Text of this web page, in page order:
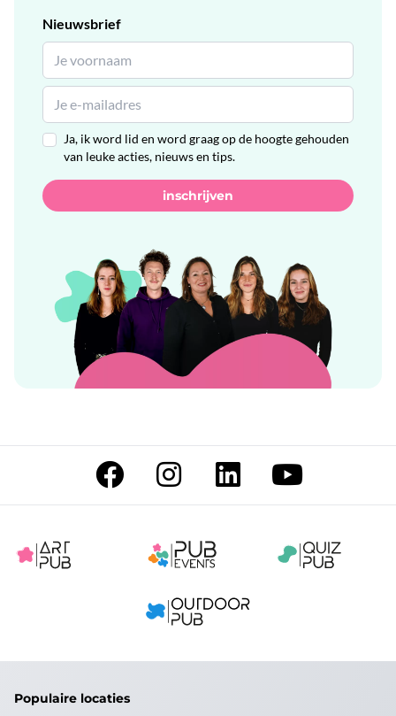
Nieuwsbrief
Ja, ik word lid en word graag op de hoogte gehouden
van leuke acties, nieuws en tips.
Populaire locaties